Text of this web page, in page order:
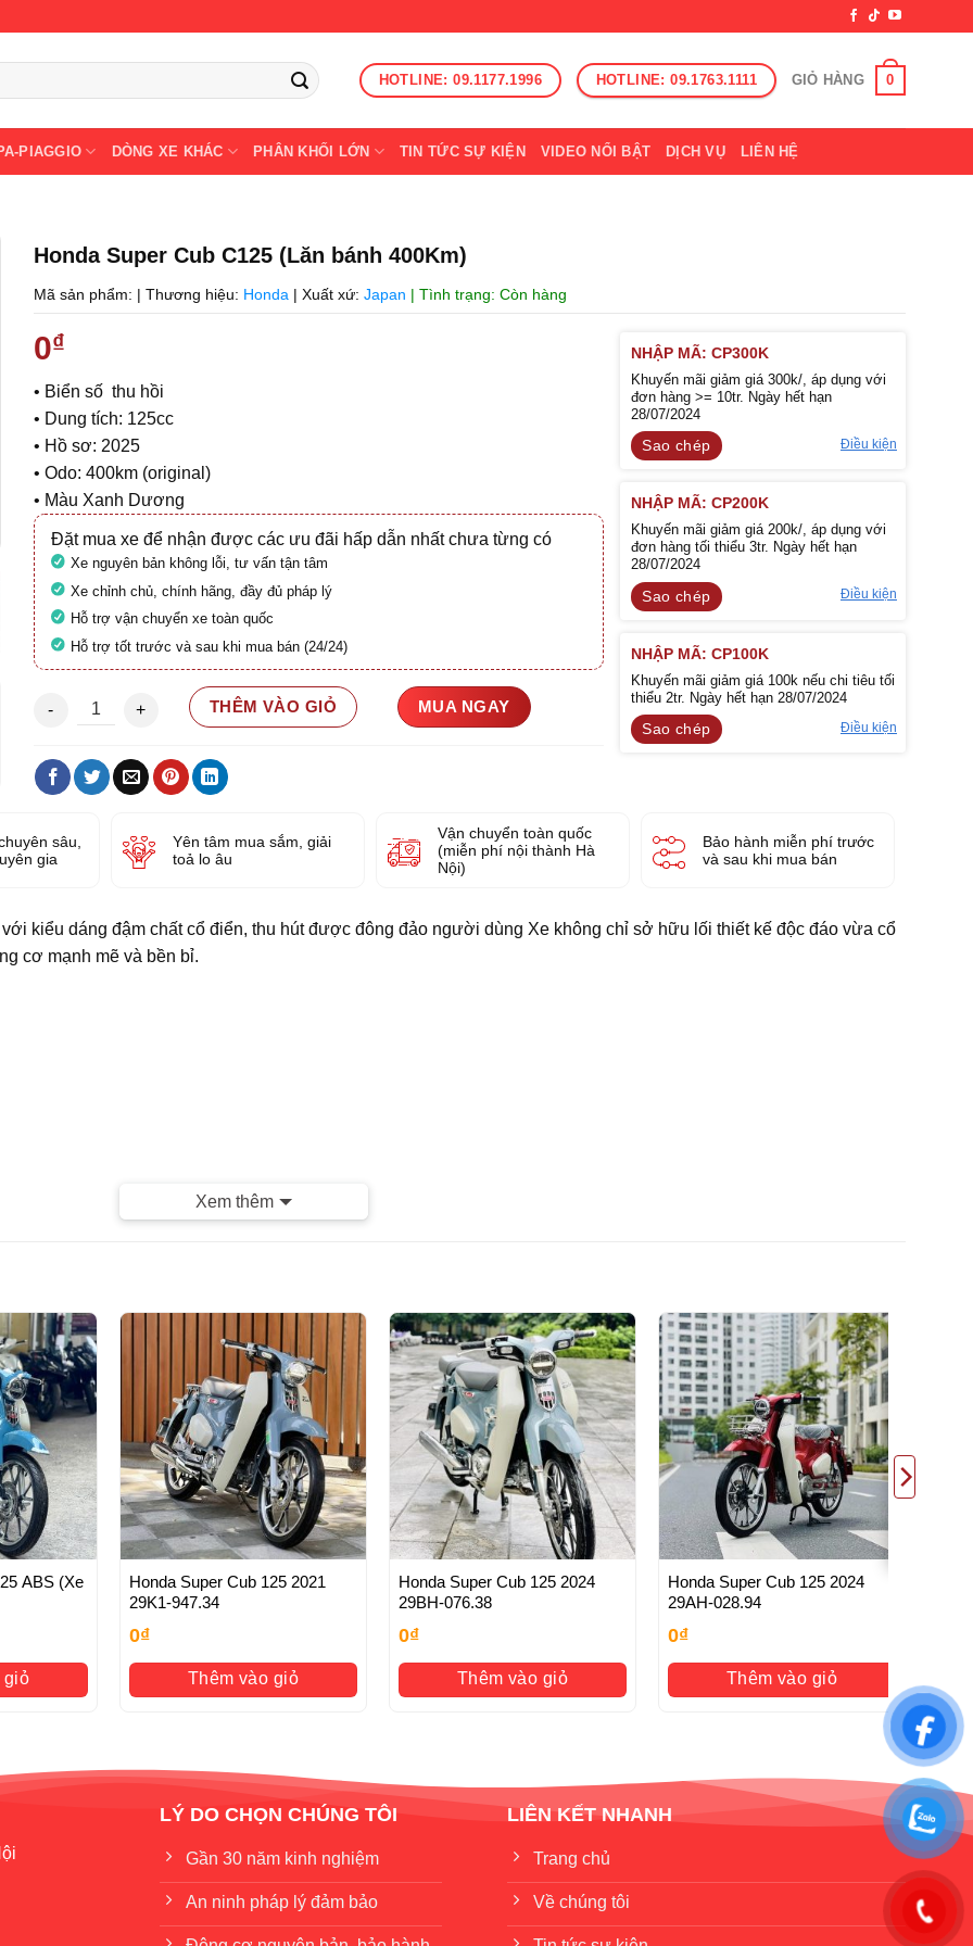
HOTLINE: 09.1177.1996 HOTLINE: 09.1763.1111 GIỎ HÀNG 0
PIAGGIO DÒNG XE KHÁC PHÂN KHỐI LỚN TIN TỨC SỰ KIỆN VIDEO NỔI BẬT DỊCH VỤ LIÊN HỆ
Honda Super Cub C125 (Lăn bánh 400Km)
Mã sản phẩm: | Thương hiệu: Honda | Xuất xứ: Japan | Tình trạng: Còn hàng
0₫
• Biển số thu hồi
• Dung tích: 125cc
• Hồ sơ: 2025
• Odo: 400km (original)
• Màu Xanh Dương
Đặt mua xe để nhận được các ưu đãi hấp dẫn nhất chưa từng có
Xe nguyên bản không lỗi, tư vấn tận tâm
Xe chỉnh chủ, chính hãng, đầy đủ pháp lý
Hỗ trợ vận chuyển xe toàn quốc
Hỗ trợ tốt trước và sau khi mua bán (24/24)
Honda Super Cub C125 (Lăn bánh 400Km) số lượng
THÊM VÀO GIỎ MUA NGAY
NHẬP MÃ: CP300K
Khuyến mãi giảm giá 300k/, áp dụng với
đơn hàng >= 10tr. Ngày hết hạn
28/07/2024
Sao chép Điều kiện
NHẬP MÃ: CP200K
Khuyến mãi giảm giá 200k/, áp dụng với
đơn hàng tối thiểu 3tr. Ngày hết hạn
28/07/2024
Sao chép Điều kiện
NHẬP MÃ: CP100K
Khuyến mãi giảm giá 100k nếu chi tiêu tối
thiểu 2tr. Ngày hết hạn 28/07/2024
Sao chép Điều kiện
sâu,
gia
Yên tâm mua sắm, giải
toả lo âu
Vận chuyển toàn quốc
(miễn phí nội thành Hà
Nội)
Bảo hành miễn phí trước
và sau khi mua bán
kiểu dáng đậm chất cổ điển, thu hút được đông đảo người dùng Xe không chỉ sở hữu lối thiết kế độc đáo vừa cổ
cơ mạnh mẽ và bền bỉ.
hành tuyệt đối Máy nguyên bản , Đồ Zin theo xe
Bán đều được tư vấn , xử lý Luôn và
việc 24/24)
chủ, rút hồ sơ gốc
Xem thêm
(Xe
giỏ
Honda Super Cub 125 2021
29K1-947.34
0₫
Thêm vào giỏ
Honda Super Cub 125 2024
29BH-076.38
0₫
Thêm vào giỏ
Honda Super Cub 125 2024
29AH-028.94
0₫
Thêm vào giỏ
LÝ DO CHỌN CHÚNG TÔI
Gần 30 năm kinh nghiệm
An ninh pháp lý đảm bảo
LIÊN KẾT NHANH
Trang chủ
Về chúng tôi